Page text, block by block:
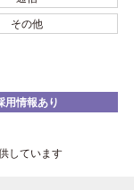
その他
用情報あり
しています